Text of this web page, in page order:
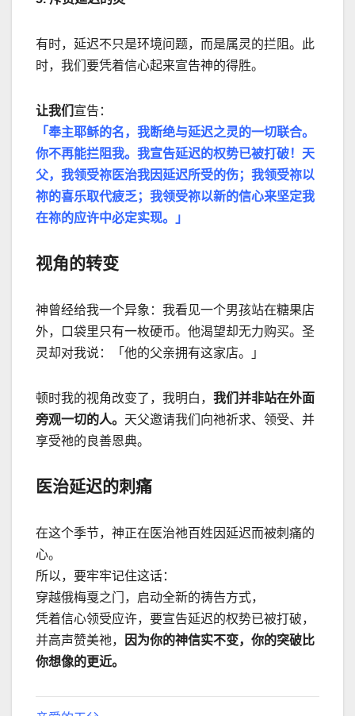
有时，延迟不只是环境问题，而是属灵的拦阻。此
时，我们要凭着信心起来宣告神的得胜。
让我们 宣告：
「奉主耶稣的名，我断绝与延迟之灵的一切联合。
你不再能拦阻我。我宣告延迟的权势已被打破！天
父，我领受祢医治我因延迟所受的伤；我领受祢以
祢的喜乐取代疲乏；我领受祢以新的信心来坚定我
在祢的应许中必定实现。」
视角的转变
神曾经给我一个异象：我看见一个男孩站在糖果店
外，口袋里只有一枚硬币。他渴望却无力购买。圣
灵却对我说：「他的父亲拥有这家店。」
顿时我的视角改变了，我明白， 我们并非站在外面
旁观一切的人。 天父邀请我们向祂祈求、领受、并
享受祂的良善恩典。
医治延迟的刺痛
在这个季节，神正在医治祂百姓因延迟而被刺痛的
心。
所以，要牢牢记住这话：
穿越俄梅戛之门，启动全新的祷告方式，
凭着信心领受应许，要宣告延迟的权势已被打破，
并高声赞美祂，
因为你的神信实不变，你的突破比
你想像的更近。